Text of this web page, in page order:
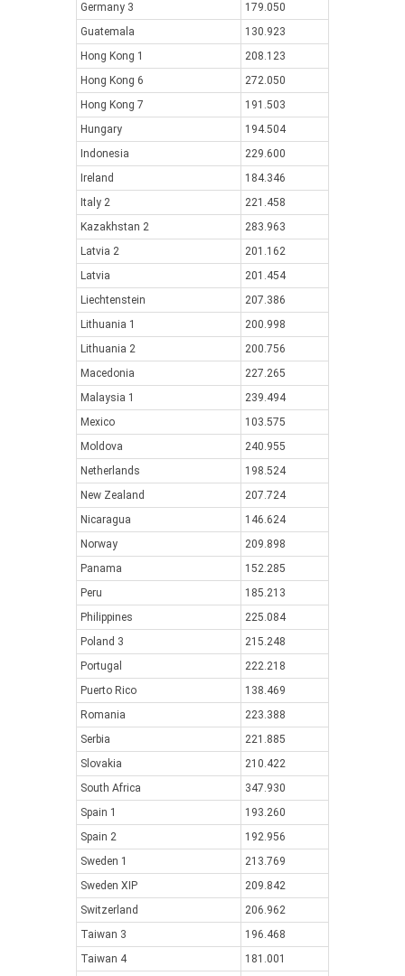
Germany 3
179.050
Guatemala
130.923
Hong Kong 1
208.123
Hong Kong 6
272.050
Hong Kong 7
191.503
Hungary
194.504
Indonesia
229.600
Ireland
184.346
Italy 2
221.458
Kazakhstan 2
283.963
Latvia 2
201.162
Latvia
201.454
Liechtenstein
207.386
Lithuania 1
200.998
Lithuania 2
200.756
Macedonia
227.265
Malaysia 1
239.494
Mexico
103.575
Moldova
240.955
Netherlands
198.524
New Zealand
207.724
Nicaragua
146.624
Norway
209.898
Panama
152.285
Peru
185.213
Philippines
225.084
Poland 3
215.248
Portugal
222.218
Puerto Rico
138.469
Romania
223.388
Serbia
221.885
Slovakia
210.422
South Africa
347.930
Spain 1
193.260
Spain 2
192.956
Sweden 1
213.769
Sweden XIP
209.842
Switzerland
206.962
Taiwan 3
196.468
Taiwan 4
181.001